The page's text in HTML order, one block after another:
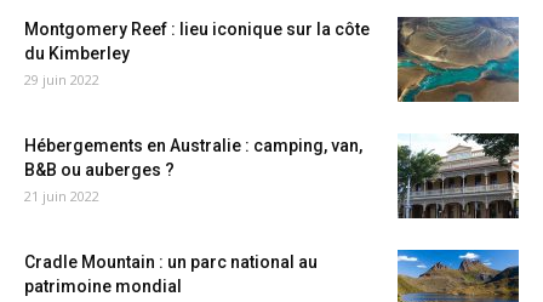
Montgomery Reef : lieu iconique sur la côte
du Kimberley
29 juin 2022
Hébergements en Australie : camping, van,
B&B ou auberges ?
21 juin 2022
Cradle Mountain : un parc national au
patrimoine mondial